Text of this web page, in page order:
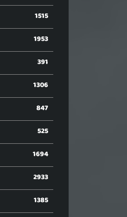
1515
1953
391
1306
847
525
1694
2933
1385